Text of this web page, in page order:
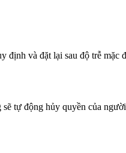
và đặt lại sau độ trễ mặc
tự động hủy quyền của